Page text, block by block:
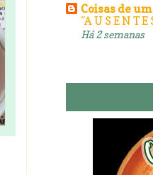
Coisas de
"A U S E N T E
Há 2 semanas